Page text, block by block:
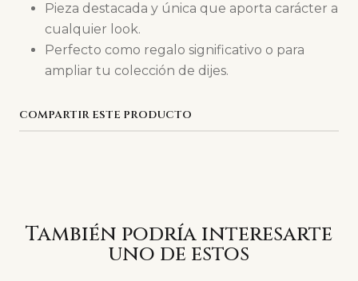
Pieza destacada y única que aporta carácter a
cualquier look.
Perfecto como regalo significativo o para
ampliar tu colección de dijes.
COMPARTIR ESTE PRODUCTO
También podría interesarte
uno de estos